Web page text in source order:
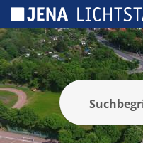
Cookie-Einstellungen